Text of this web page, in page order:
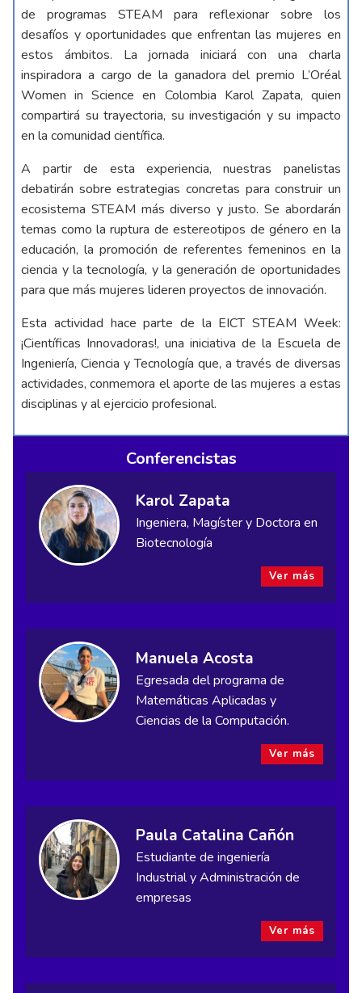
de programas STEAM para reflexionar sobre los
desafíos y oportunidades que enfrentan las mujeres en
estos ámbitos. La jornada iniciará con una charla
inspiradora a cargo de la ganadora del premio L’Oréal
Women in Science en Colombia Karol Zapata, quien
compartirá su trayectoria, su investigación y su impacto
en la comunidad científica.
A partir de esta experiencia, nuestras panelistas
debatirán sobre estrategias concretas para construir un
ecosistema STEAM más diverso y justo. Se abordarán
temas como la ruptura de estereotipos de género en la
educación, la promoción de referentes femeninos en la
ciencia y la tecnología, y la generación de oportunidades
para que más mujeres lideren proyectos de innovación.
Esta actividad hace parte de la EICT STEAM Week:
¡Científicas Innovadoras!, una iniciativa de la Escuela de
Ingeniería, Ciencia y Tecnología que, a través de diversas
actividades, conmemora el aporte de las mujeres a estas
disciplinas y al ejercicio profesional.
Conferencistas
Karol Zapata
Ingeniera, Magíster y Doctora en
Biotecnología
Ver más
Manuela Acosta
Egresada del programa de
Matemáticas Aplicadas y
Ciencias de la Computación.
Ver más
Paula Catalina Cañón
Estudiante de ingeniería
Industrial y Administración de
empresas
Ver más